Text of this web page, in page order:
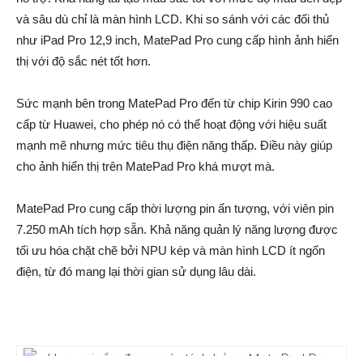
và sâu dù chỉ là màn hình LCD. Khi so sánh với các đối thủ
như iPad Pro 12,9 inch, MatePad Pro cung cấp hình ảnh hiển
thị với độ sắc nét tốt hơn.
Sức mạnh bên trong MatePad Pro đến từ chip Kirin 990 cao
cấp từ Huawei, cho phép nó có thể hoạt động với hiệu suất
mạnh mẽ nhưng mức tiêu thụ điện năng thấp. Điều này giúp
cho ảnh hiển thị trên MatePad Pro khá mượt mà.
MatePad Pro cung cấp thời lượng pin ấn tượng, với viên pin
7.250 mAh tích hợp sẵn. Khả năng quản lý năng lượng được
tối ưu hóa chặt chẽ bởi NPU kép và màn hình LCD ít ngốn
điện, từ đó mang lại thời gian sử dụng lâu dài.